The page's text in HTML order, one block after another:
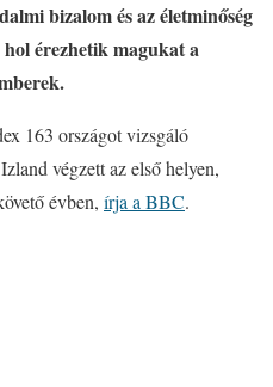
bizalom és az életminőség
érezhetik magukat a
163 országot vizsgáló
végzett az első helyen,
évben, írja a BBC.